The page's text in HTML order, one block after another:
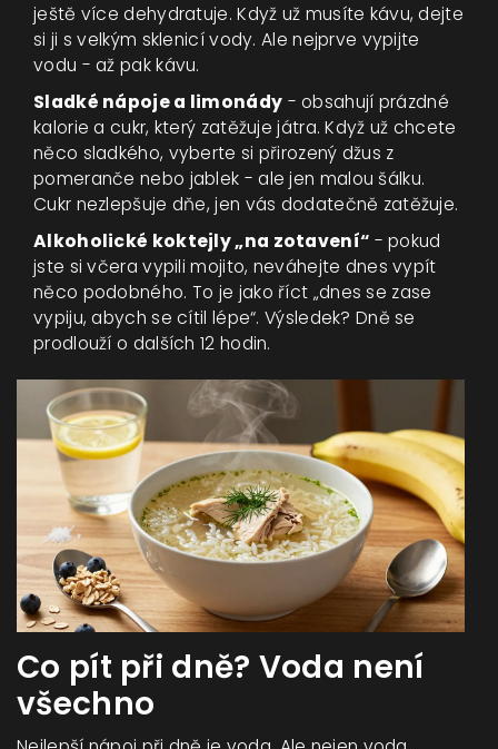
ještě více dehydratuje. Když už musíte kávu, dejte
si ji s velkým sklenicí vody. Ale nejprve vypijte
vodu - až pak kávu.
Sladké nápoje a limonády - obsahují prázdné
kalorie a cukr, který zatěžuje játra. Když už chcete
něco sladkého, vyberte si přirozený džus z
pomeranče nebo jablek - ale jen malou šálku.
Cukr nezlepšuje dňe, jen vás dodatečně zatěžuje.
Alkoholické koktejly „na zotavení“ - pokud
jste si včera vypili mojito, neváhejte dnes vypít
něco podobného. To je jako říct „dnes se zase
vypiju, abych se cítil lépe“. Výsledek? Dně se
prodlouží o dalších 12 hodin.
Co pít při dně? Voda není
všechno